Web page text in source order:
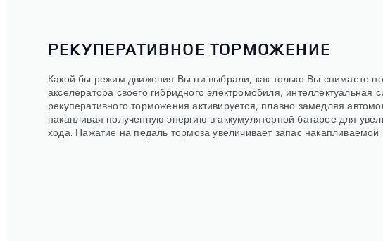
РЕКУПЕРАТИВНОЕ ТОРМОЖЕНИЕ
Какой бы режим движения Вы ни выбрали, как только Вы снимаете
акселератора своего гибридного электромобиля, интеллектуальная
рекуперативного торможения активируется, плавно замедляя
накапливая полученную энергию в аккумуляторной батарее для
хода. Нажатие на педаль тормоза увеличивает запас накапливаемой